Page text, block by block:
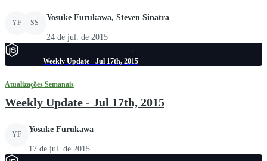
YF SS
Yosuke Furukawa, Steven Sinatra
24 de jul. de 2015
Weekly Update - Jul 17th, 2015
Atualizações Semanais
Weekly Update - Jul 17th, 2015
YF
Yosuke Furukawa
17 de jul. de 2015